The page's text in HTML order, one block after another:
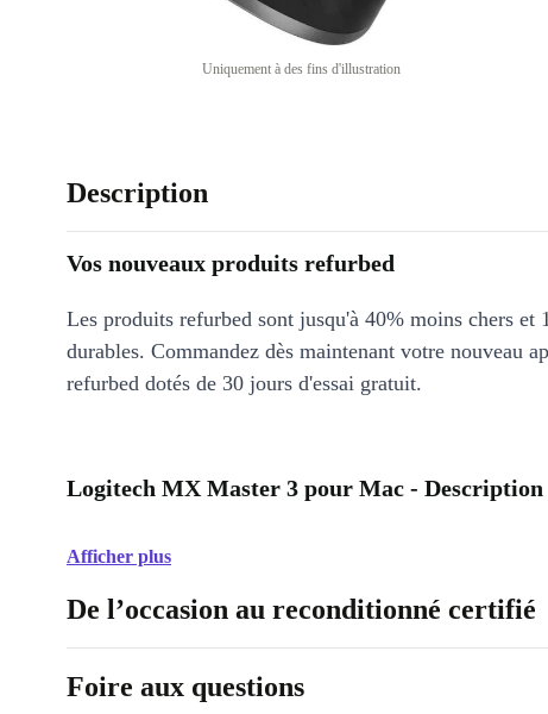
Uniquement à des fins d'illustration
Description
Vos nouveaux produits refurbed
Les produits refurbed sont jusqu'à 40% moins chers et
durables. Commandez dès maintenant votre nouveau
refurbed dotés de 30 jours d'essai gratuit.
Logitech MX Master 3 pour Mac - Description
Afficher plus
De l’occasion au reconditionné certifié
Foire aux questions